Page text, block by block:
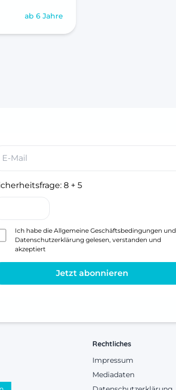
ab 6 Jahre
8 + 5
Ich habe die Allgemeine Geschäftsbedingungen und
Datenschutzerklärung gelesen, verstanden und
akzeptiert
Jetzt abonnieren
Rechtliches
Impressum
Mediadaten